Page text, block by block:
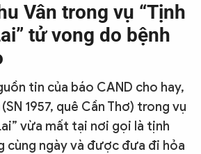
BÌNH
DÂN
Vân trong vụ “Tịnh
tử vong do bệnh
tin của báo CAND cho hay,
1957, quê Cần Thơ) trong vụ
vừa mất tại nơi gọi là tịnh
cùng ngày và được đưa đi hỏa